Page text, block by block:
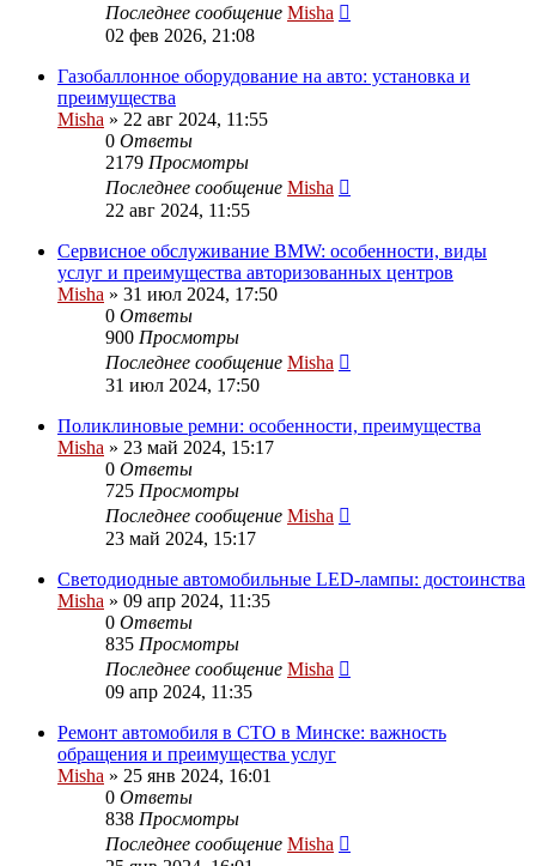
Последнее сообщение Misha
02 фев 2026, 21:08
Газобаллонное оборудование на авто: установка и
преимущества
Misha » 22 авг 2024, 11:55
0 Ответы
2179 Просмотры
Последнее сообщение Misha
22 авг 2024, 11:55
Сервисное обслуживание BMW: особенности, виды
услуг и преимущества авторизованных центров
Misha » 31 июл 2024, 17:50
0 Ответы
900 Просмотры
Последнее сообщение Misha
31 июл 2024, 17:50
Поликлиновые ремни: особенности, преимущества
Misha » 23 май 2024, 15:17
0 Ответы
725 Просмотры
Последнее сообщение Misha
23 май 2024, 15:17
Светодиодные автомобильные LED-лампы: достоинства
Misha » 09 апр 2024, 11:35
0 Ответы
835 Просмотры
Последнее сообщение Misha
09 апр 2024, 11:35
Ремонт автомобиля в СТО в Минске: важность
обращения и преимущества услуг
Misha » 25 янв 2024, 16:01
0 Ответы
838 Просмотры
Последнее сообщение Misha